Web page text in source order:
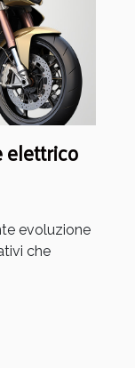
elettrico
evoluzione
che